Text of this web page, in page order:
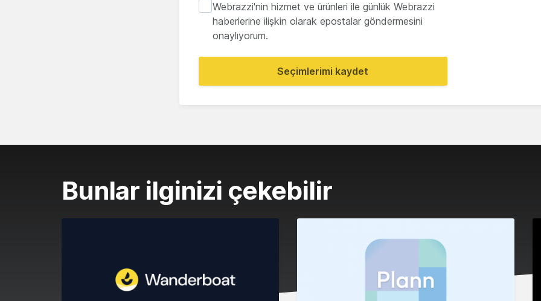
Webrazzi'nin hizmet ve ürünleri ile günlük Webrazzi
haberlerine ilişkin olarak epostalar göndermesini
onaylıyorum.
Seçimlerimi kaydet
Bunlar ilginizi çekebilir